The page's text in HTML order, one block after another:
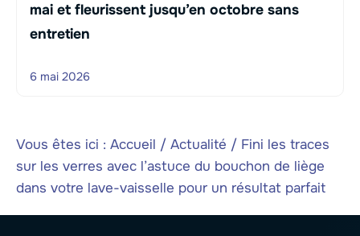
mai et fleurissent jusqu’en octobre sans
entretien
6 mai 2026
Vous êtes ici : Accueil / Actualité / Fini les traces
sur les verres avec l’astuce du bouchon de liège
dans votre lave-vaisselle pour un résultat parfait